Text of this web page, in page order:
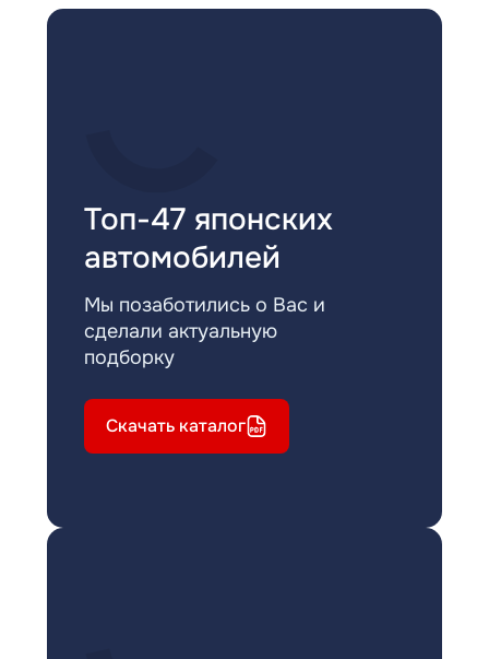
Топ-47 японских
автомобилей
Мы позаботились о Вас и
сделали актуальную
подборку
Скачать каталог